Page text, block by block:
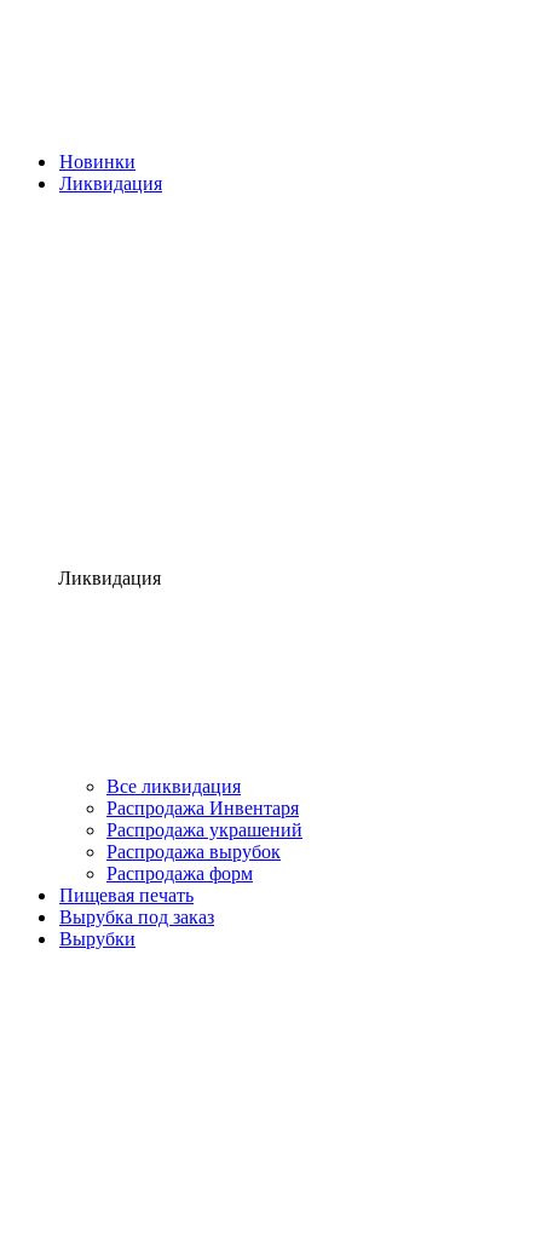
Новинки
Ликвидация
Ликвидация
Все ликвидация
Распродажа Инвентаря
Распродажа украшений
Распродажа вырубок
Распродажа форм
Пищевая печать
Вырубка под заказ
Вырубки